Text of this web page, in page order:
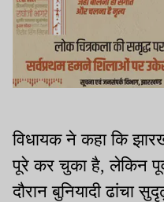
विधायक ने कहा कि
पूरे कर चुका है, लेकिन
दौरान बुनियादी ढांचा